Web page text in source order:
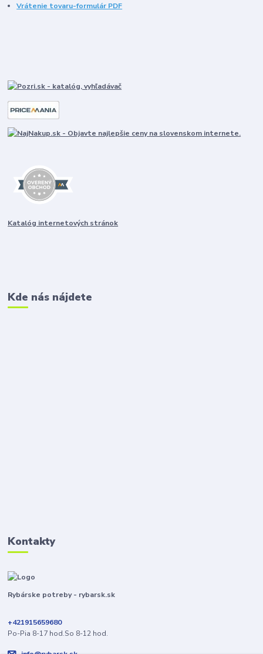
Vrátenie tovaru-formulár PDF
Katalóg internetových stránok
Kde nás nájdete
Kontakty
Rybárske potreby - rybarsk.sk
+421915659680
Po-Pia 8-17 hod.So 8-12 hod.